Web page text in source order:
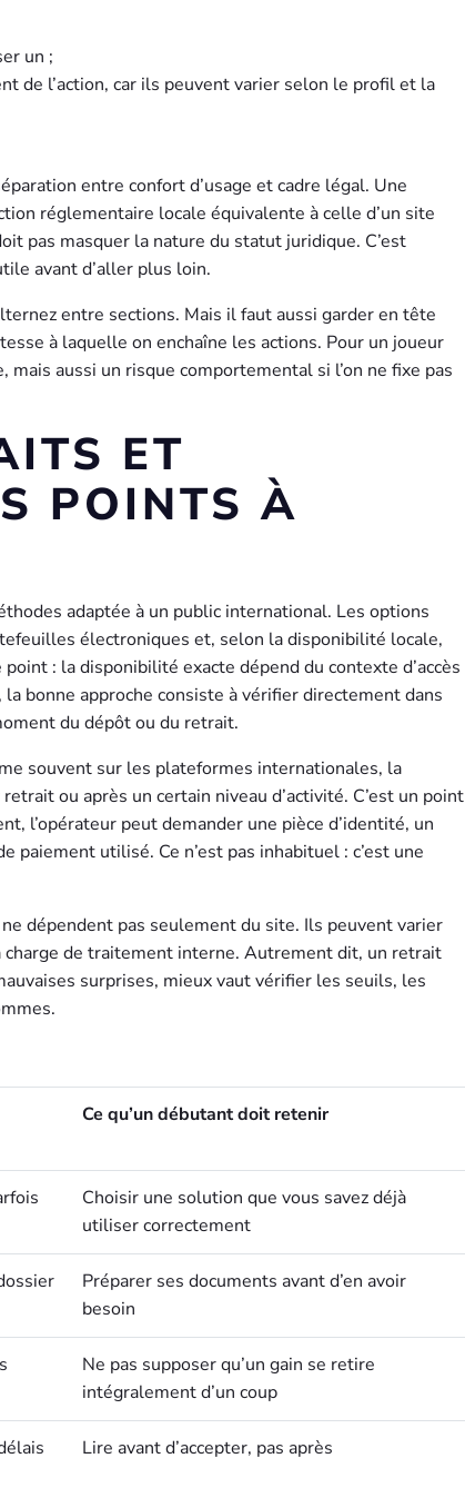
un ;
de l’action, car ils peuvent varier selon le profil et la
entre confort d’usage et cadre légal. Une
réglementaire locale équivalente à celle d’un site
pas masquer la nature du statut juridique. C’est
avant d’aller plus loin.
entre sections. Mais il faut aussi garder en tête
à laquelle on enchaîne les actions. Pour un joueur
aussi un risque comportemental si l’on ne fixe pas
ET
POINTS À
adaptée à un public international. Les options
électroniques et, selon la disponibilité locale,
: la disponibilité exacte dépend du contexte d’accès
bonne approche consiste à vérifier directement dans
du dépôt ou du retrait.
souvent sur les plateformes internationales, la
ou après un certain niveau d’activité. C’est un point
l’opérateur peut demander une pièce d’identité, un
utilisé. Ce n’est pas inhabituel : c’est une
dépendent pas seulement du site. Ils peuvent varier
de traitement interne. Autrement dit, un retrait
surprises, mieux vaut vérifier les seuils, les
Ce qu’un débutant doit retenir
Choisir une solution que vous savez déjà
utiliser correctement
Préparer ses documents avant d’en avoir
besoin
Ne pas supposer qu’un gain se retire
intégralement d’un coup
Lire avant d’accepter, pas après